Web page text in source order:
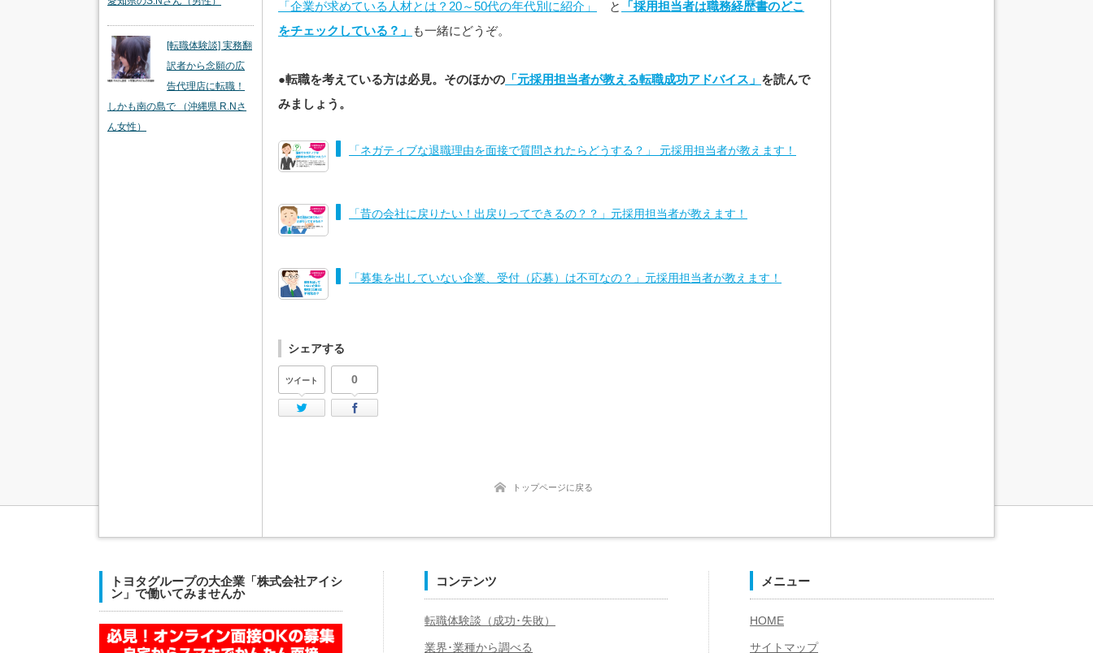
「企業が求めている人材とは？20～50代の年代別に紹介」 と
「採用担当者は職務経歴書のどこ
をチェックしている？」
も一緒にどうぞ。
●転職を考えている方は必見。そのほかの 「元採用担当者が教える転職成功アドバイス」 を読んで
みましょう。
「ネガティブな退職理由を面接で質問されたらどうする？」 元採用担当者が教えます！
「昔の会社に戻りたい！出戻りってできるの？？」元採用担当者が教えます！
「募集を出していない企業、受付（応募）は不可なの？」元採用担当者が教えます！
シェアする
ツイート
Twitter
0
トップページに戻る
[転職体験談] 実務翻
訳者から念願の広
告代理店に転職！
しかも南の島で （沖縄県 R.Nさ
ん女性）
トヨタグループの大企業「株式会社アイシ
ン」で働いてみませんか
コンテンツ
転職体験談（成功･失敗）
業界･業種から調べる
メニュー
HOME
サイトマップ